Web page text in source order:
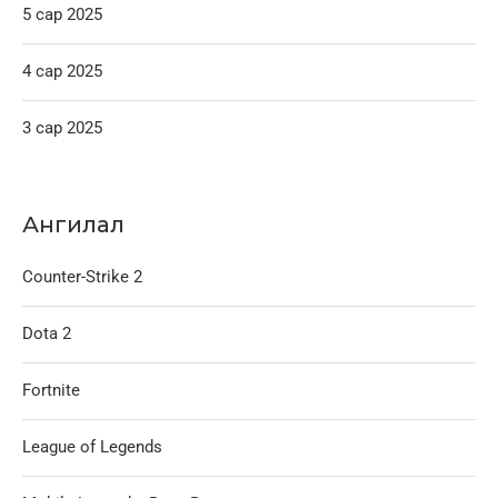
5 сар 2025
4 сар 2025
3 сар 2025
Ангилал
Counter-Strike 2
Dota 2
Fortnite
League of Legends